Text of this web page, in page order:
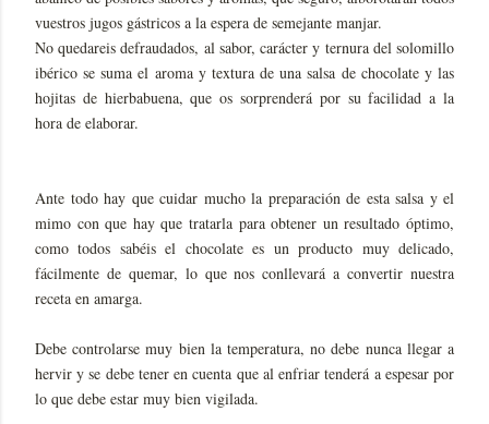
vuestros jugos gástricos a la espera de semejante manjar.
No quedareis defraudados, al sabor, carácter y ternura del solomillo
ibérico se suma el aroma y textura de una salsa de chocolate y las
hojitas de hierbabuena, que os sorprenderá por su facilidad a la
hora de elaborar.
Ante todo hay que cuidar mucho la preparación de esta salsa y el
mimo con que hay que tratarla para obtener un resultado óptimo,
como todos sabéis el chocolate es un producto muy delicado,
fácilmente de quemar, lo que nos conllevará a convertir nuestra
receta en amarga.
Debe controlarse muy bien la temperatura, no debe nunca llegar a
hervir y se debe tener en cuenta que al enfriar tenderá a espesar por
lo que debe estar muy bien vigilada.